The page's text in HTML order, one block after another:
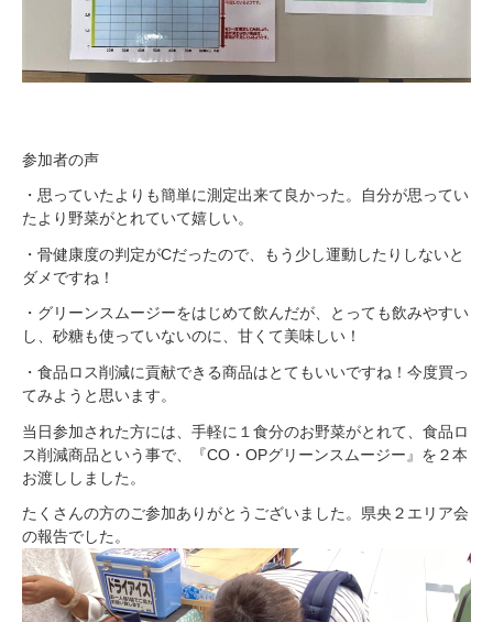
参加者の声
・思っていたよりも簡単に測定出来て良かった。自分が思ってい
たより野菜がとれていて嬉しい。
・骨健康度の判定がCだったので、もう少し運動したりしないと
ダメですね！
・グリーンスムージーをはじめて飲んだが、とっても飲みやすい
し、砂糖も使っていないのに、甘くて美味しい！
・食品ロス削減に貢献できる商品はとてもいいですね！今度買っ
てみようと思います。
当日参加された方には、手軽に１食分のお野菜がとれて、食品ロ
ス削減商品という事で、『CO・OPグリーンスムージー』を２本
お渡ししました。
たくさんの方のご参加ありがとうございました。県央２エリア会
の報告でした。